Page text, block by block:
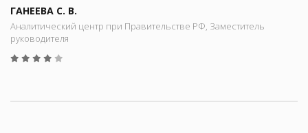
ГАНЕЕВА С. В.
Аналитический центр при Правительстве РФ, Заместитель
руководителя